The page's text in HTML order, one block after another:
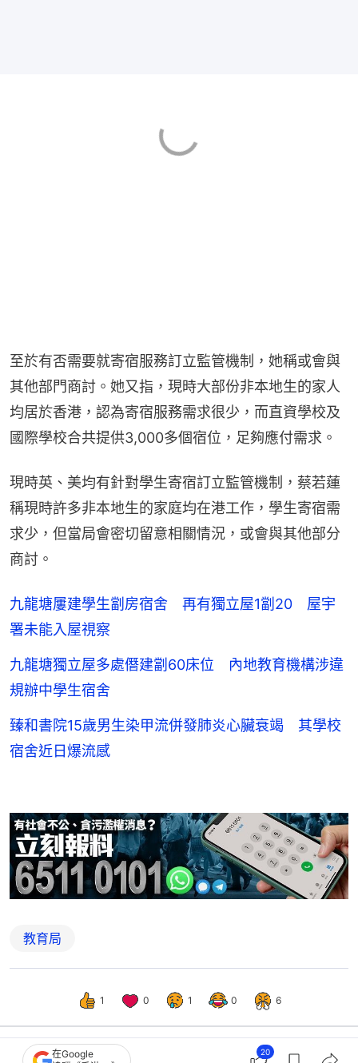
至於有否需要就寄宿服務訂立監管機制，她稱或會與
其他部門商討。她又指，現時大部份非本地生的家人
均居於香港，認為寄宿服務需求很少，而直資學校及
國際學校合共提供3,000多個宿位，足夠應付需求。
現時英、美均有針對學生寄宿訂立監管機制，蔡若蓮
稱現時許多非本地生的家庭均在港工作，學生寄宿需
求少，但當局會密切留意相關情況，或會與其他部分
商討。
九龍塘屢建學生劏房宿舍 再有獨立屋1劏20 屋宇
署未能入屋視察
九龍塘獨立屋多處僭建劏60床位 內地教育機構涉違
規辦中學生宿舍
臻和書院15歲男生染甲流併發肺炎心臟衰竭 其學校
宿舍近日爆流感
教育局
1 0 1 0 6
在Google
20